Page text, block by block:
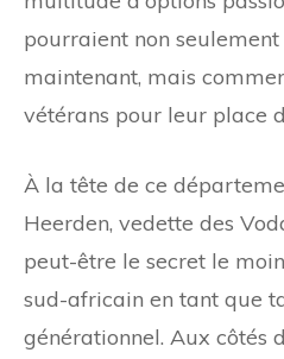
pourraient non
maintenant, mais
vétérans pour leur place
À la tête de ce
Heerden, vedette des
peut-être le secret le
sud-africain en tant que
générationnel. Aux côtés